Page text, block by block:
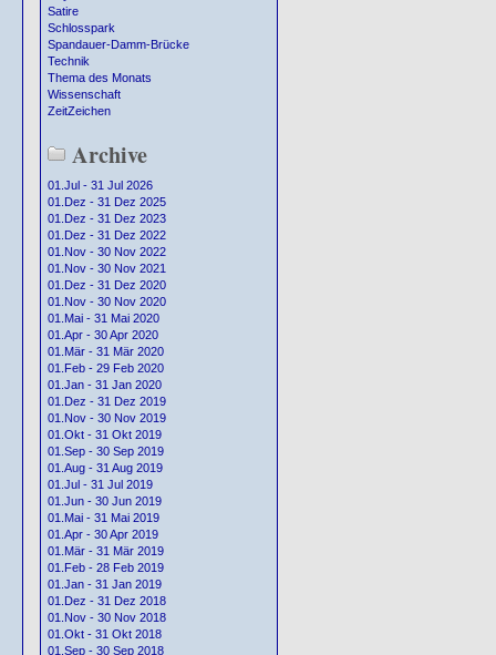
Satire
Schlosspark
Spandauer-Damm-Brücke
Technik
Thema des Monats
Wissenschaft
ZeitZeichen
Archive
01.Jul - 31 Jul 2026
01.Dez - 31 Dez 2025
01.Dez - 31 Dez 2023
01.Dez - 31 Dez 2022
01.Nov - 30 Nov 2022
01.Nov - 30 Nov 2021
01.Dez - 31 Dez 2020
01.Nov - 30 Nov 2020
01.Mai - 31 Mai 2020
01.Apr - 30 Apr 2020
01.Mär - 31 Mär 2020
01.Feb - 29 Feb 2020
01.Jan - 31 Jan 2020
01.Dez - 31 Dez 2019
01.Nov - 30 Nov 2019
01.Okt - 31 Okt 2019
01.Sep - 30 Sep 2019
01.Aug - 31 Aug 2019
01.Jul - 31 Jul 2019
01.Jun - 30 Jun 2019
01.Mai - 31 Mai 2019
01.Apr - 30 Apr 2019
01.Mär - 31 Mär 2019
01.Feb - 28 Feb 2019
01.Jan - 31 Jan 2019
01.Dez - 31 Dez 2018
01.Nov - 30 Nov 2018
01.Okt - 31 Okt 2018
01.Sep - 30 Sep 2018